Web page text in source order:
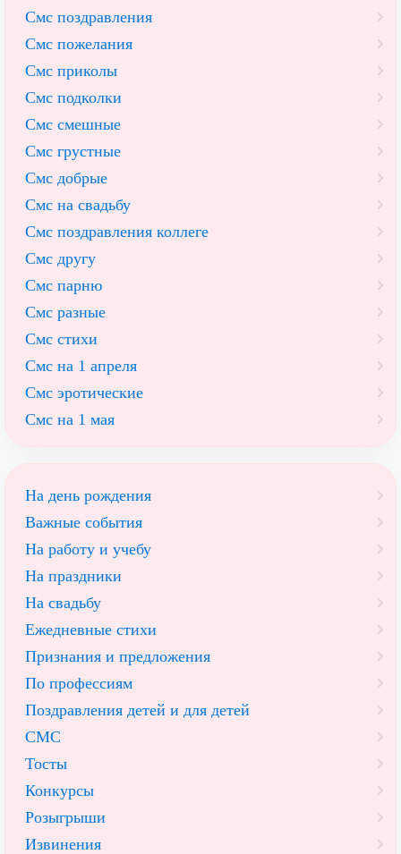
Смс поздравления
Смс пожелания
Смс приколы
Смс подколки
Смс смешные
Смс грустные
Смс добрые
Смс на свадьбу
Смс поздравления коллеге
Смс другу
Смс парню
Смс разные
Смс стихи
Смс на 1 апреля
Смс эротические
Смс на 1 мая
На день рождения
Важные события
На работу и учебу
На праздники
На свадьбу
Ежедневные стихи
Признания и предложения
По профессиям
Поздравления детей и для детей
СМС
Тосты
Конкурсы
Розыгрыши
Извинения